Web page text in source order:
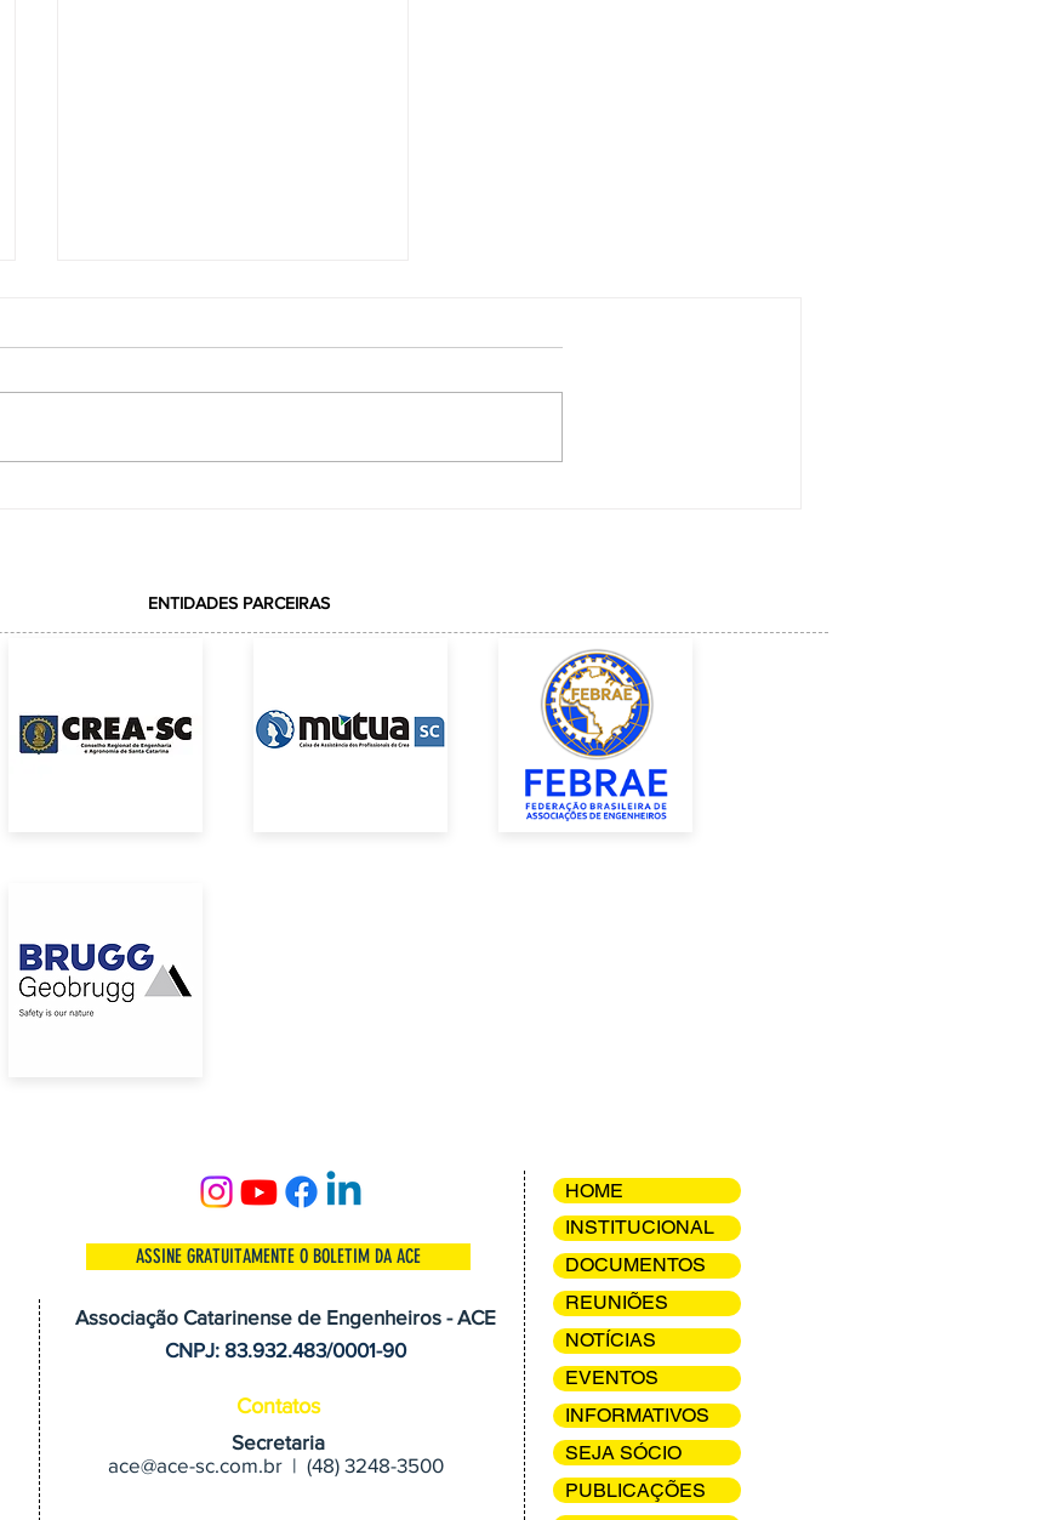
ENTIDADES PARCEIRAS
ASSINE GRATUITAMENTE O BOLETIM DA ACE
Contatos
Secretaria
ace@ace-sc.com.br | (48) 3248-3500
HOME
INSTITUCIONAL
DOCUMENTOS
REUNIÕES
NOTÍCIAS
EVENTOS
INFORMATIVOS
SEJA SÓCIO
PUBLICAÇÕES
Associação Catarinense de Engenheiros - ACE
CNPJ: 83.932.483/0001-90